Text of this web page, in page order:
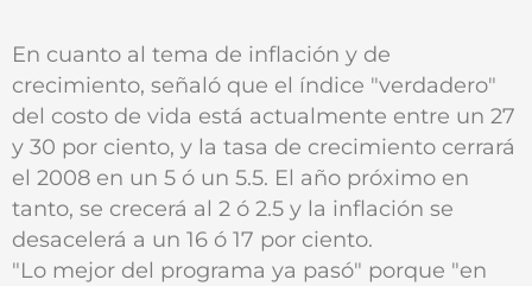
En cuanto al tema de inflación y de
crecimiento, señaló que el índice "verdadero"
del costo de vida está actualmente entre un 27
y 30 por ciento, y la tasa de crecimiento cerrará
el 2008 en un 5 ó un 5.5. El año próximo en
tanto, se crecerá al 2 ó 2.5 y la inflación se
desacelerá a un 16 ó 17 por ciento.
"Lo mejor del programa ya pasó" porque "en